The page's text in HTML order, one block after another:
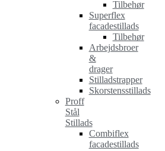
Tilbehør
Superflex
facadestillads
Tilbehør
Arbejdsbroer
&
drager
Stilladstrapper
Skorstensstillads
Proff
Stål
Stillads
Combiflex
facadestillads